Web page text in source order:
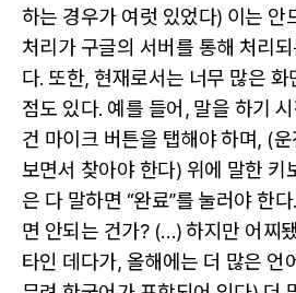
하는 경우가 여럿 있었다) 이는 안
처리가 구글의 서버를 통해 처리
다. 또한, 현재로서는 너무 많은
점도 있다. 예를 들어, 말을 하기
건 마이크 버튼을 탭해야 하며, (
보면서 찾아야 한다) 위에 말한 키
은 다 말하면 “완료”를 눌러야 한
면 안되는 건가? (…) 하지만 어찌
타인 데다가, 올해에는 더 많은 언